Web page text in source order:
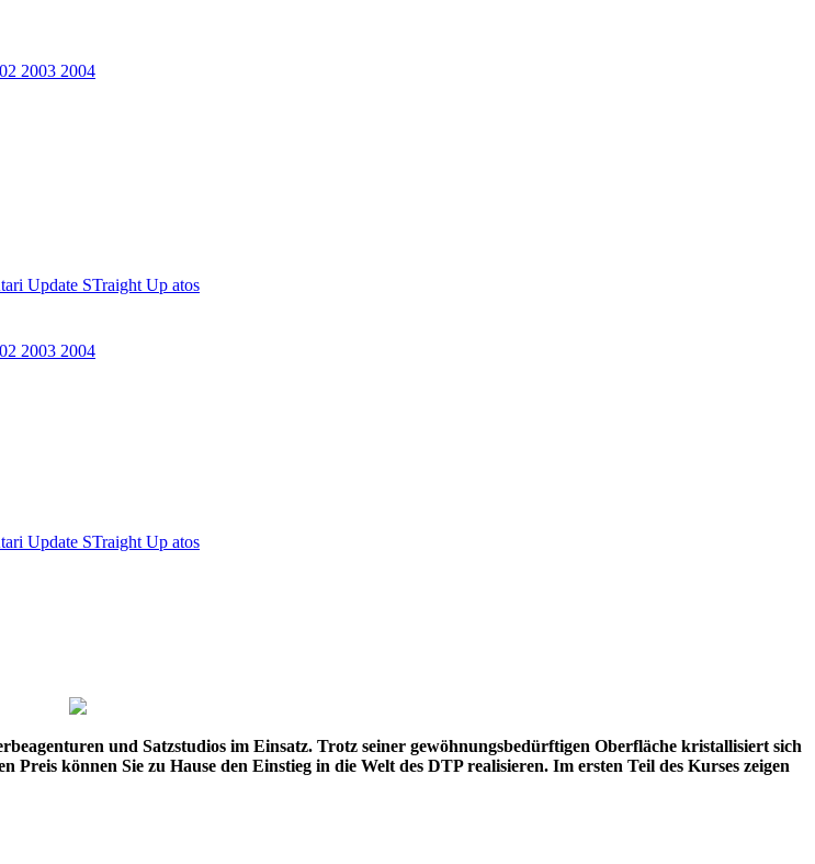
2003 2004
Update STraight Up atos
2003 2004
Update STraight Up atos
und Satzstudios im Einsatz. Trotz seiner gewöhnungsbedürftigen Oberfläche kristallisiert sich
können Sie zu Hause den Einstieg in die Welt des DTP realisieren. Im ersten Teil des Kurses zeigen